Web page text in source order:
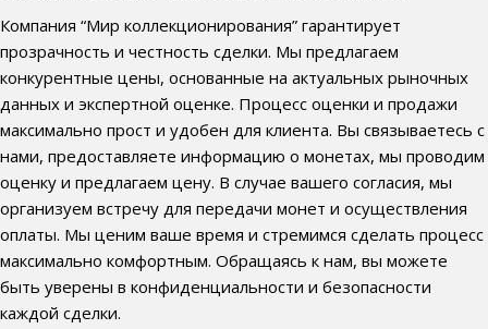
Компания “Мир коллекционирования” гарантирует
прозрачность и честность сделки. Мы предлагаем
конкурентные цены, основанные на актуальных рыночных
данных и экспертной оценке. Процесс оценки и продажи
максимально прост и удобен для клиента. Вы связываетесь с
нами, предоставляете информацию о монетах, мы проводим
оценку и предлагаем цену. В случае вашего согласия, мы
организуем встречу для передачи монет и осуществления
оплаты. Мы ценим ваше время и стремимся сделать процесс
максимально комфортным. Обращаясь к нам, вы можете
быть уверены в конфиденциальности и безопасности
каждой сделки.